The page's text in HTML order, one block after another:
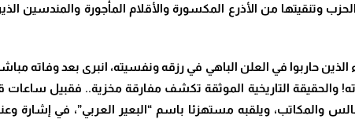
وتنقيتها من الأذرع المكسورة والأقلام المأجورة والمندسين
حاربوا في العلن الباهي في رزقه ونفسيته، انبرى بعد وفاته
والحقيقة التاريخية الموثقة تكشف مفارقة مخزية.. فقبيل ساعات
ويلقبه مستهزئا باسم “البعير العربي”، في إشارة